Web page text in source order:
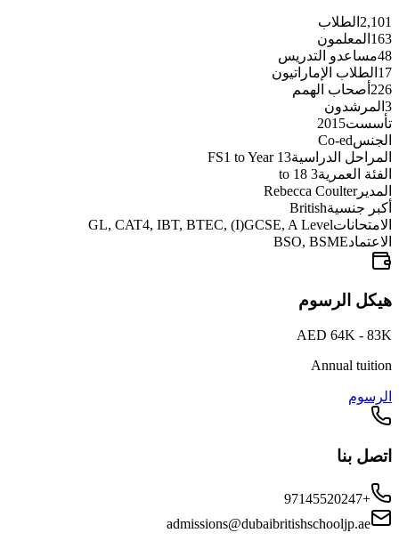
2,101 الطلاب
163 المعلمون
48مساعدو التدريس
17 الطلاب الإماراتيون
226 أصحاب الهمم
3 المرشدون
تأسست2015
الجنسCo-ed
المراحل الدراسيةFS1 to Year 13
الفئة العمرية3 to 18
المديرRebecca Coulter
أكبر جنسيةBritish
الامتحاناتGL, CAT4, IBT, BTEC, (I)GCSE, A Level
الاعتمادBSO, BSME
هيكل الرسوم
AED 64K - 83K
Annual tuition
الرسوم
اتصل بنا
+97145520247
admissions@dubaibritishschooljp.ae